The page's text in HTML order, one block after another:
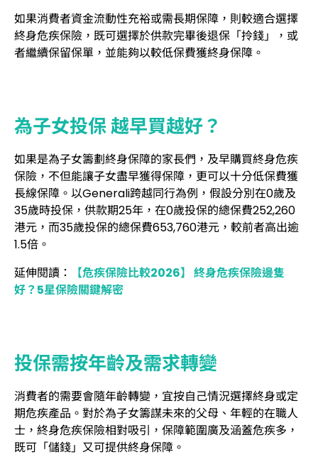
如果消費者資金流動性充裕或需長期保障，則較適合選擇
終身危疾保險，既可選擇於供款完畢後退保「拎錢」，或
者繼續保留保單，並能夠以較低保費獲終身保障。
為子女投保 越早買越好？
如果是為子女籌劃終身保障的家長們，及早購買終身危疾
保險，不但能讓子女盡早獲得保障，更可以十分低保費獲
長線保障。以Generali跨越同行為例，假設分別在0歲及
35歲時投保，供款期25年，在0歲投保的總保費252,260
港元，而35歲投保的總保費653,760港元，較前者高出逾
1.5倍。
延伸閱讀：
【危疾保險比較2026】 終身危疾保險邊隻
好？5星保險關鍵解密
投保需按年齡及需求轉變
消費者的需要會隨年齡轉變，宜按自己情況選擇終身或定
期危疾產品。對於為子女籌謀未來的父母、年輕的在職人
士，終身危疾保險相對吸引，保障範圍廣及涵蓋危疾多，
既可「儲錢」又可提供終身保障。